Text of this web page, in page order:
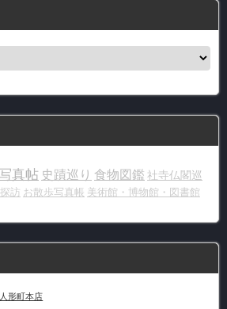
真帖 史蹟巡り 食物図鑑 社寺仏閣巡
訪 お散歩写真帳 美術館・博物館・図書館
形町本店